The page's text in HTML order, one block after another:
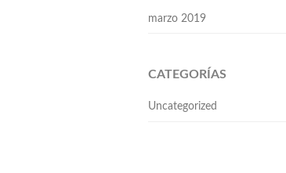
marzo 2019
CATEGORÍAS
Uncategorized